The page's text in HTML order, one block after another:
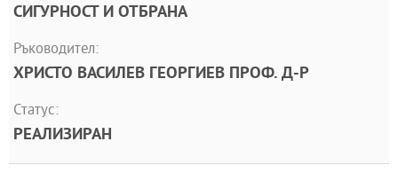
СИГУРНОСТ И ОТБРАНА
Ръководител:
ХРИСТО ВАСИЛЕВ ГЕОРГИЕВ ПРОФ. Д-Р
Статус:
РЕАЛИЗИРАН